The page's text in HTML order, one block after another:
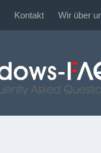
Kontakt Wir über